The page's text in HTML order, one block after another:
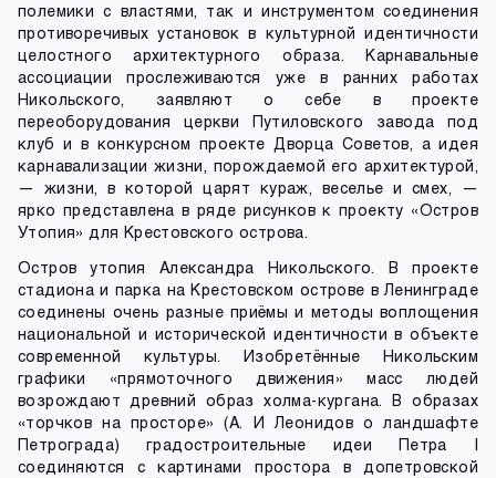
полемики с властями, так и инструментом соединения
противоречивых установок в культурной идентичности
целостного архитектурного образа. Карнавальные
ассоциации прослеживаются уже в ранних работах
Никольского, заявляют о себе в проекте
переоборудования церкви Путиловского завода под
клуб и в конкурсном проекте Дворца Советов, а идея
карнавализации жизни, порождаемой его архитектурой,
— жизни, в которой царят кураж, веселье и смех, —
ярко представлена в ряде рисунков к проекту «Остров
Утопия» для Крестовского острова.
Остров утопия Александра Никольского. В проекте
стадиона и парка на Крестовском острове в Ленинграде
соединены очень разные приёмы и методы воплощения
национальной и исторической идентичности в объекте
современной культуры. Изобретённые Никольским
графики «прямоточного движения» масс людей
возрождают древний образ холма-кургана. В образах
«торчков на просторе» (А. И Леонидов о ландшафте
Петрограда) градостроительные идеи Петра I
соединяются с картинами простора в допетровской